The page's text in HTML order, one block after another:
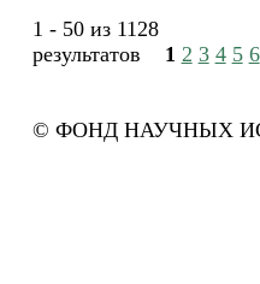
1 - 50 из 1128
результатов 1 2 3 4 5 6
© ФОНД НАУЧНЫХ